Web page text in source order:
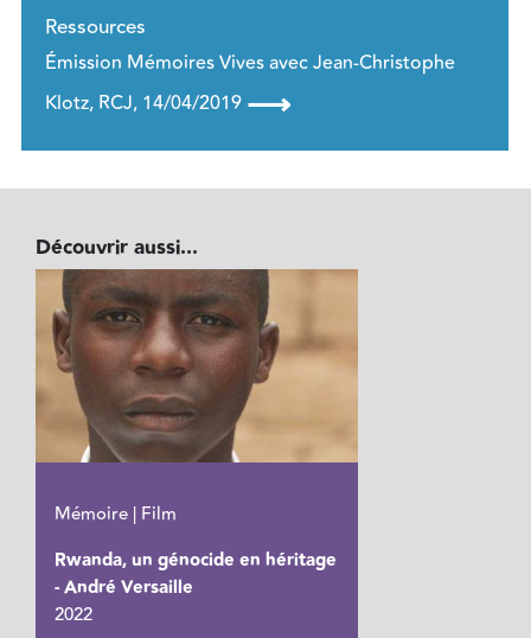
Ressources
Émission Mémoires Vives avec Jean-Christophe
Klotz, RCJ, 14/04/2019 ⟶
Découvrir aussi...
Mémoire | Film
Rwanda, un génocide en héritage
- André Versaille
2022